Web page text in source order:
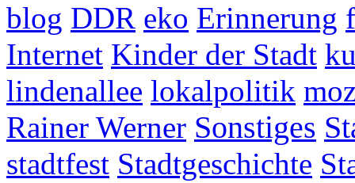
blog DDR eko Erinnerung
Internet Kinder der Stadt
lindenallee lokalpolitik
Rainer Werner Sonstiges
stadtfest Stadtgeschichte